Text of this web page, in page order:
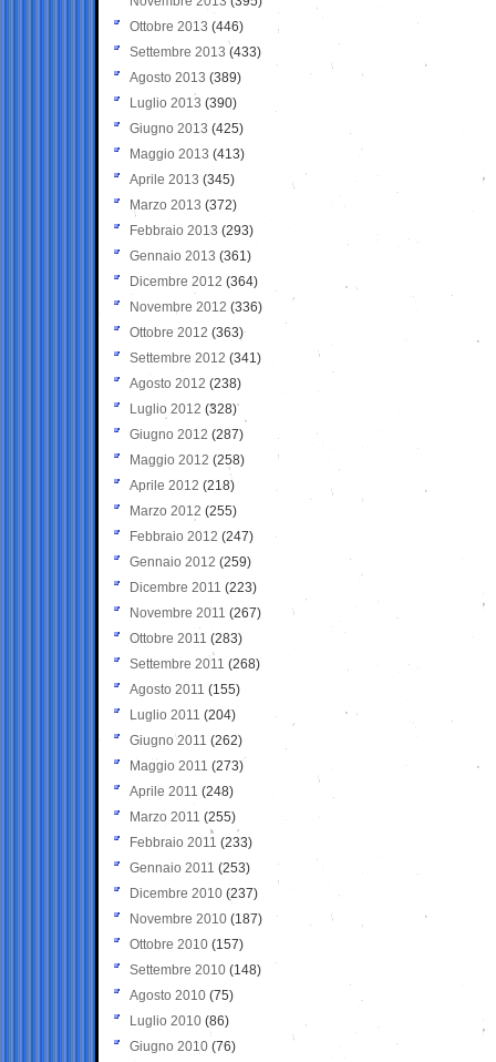
Ottobre 2013 (446)
Settembre 2013 (433)
Agosto 2013 (389)
Luglio 2013 (390)
Giugno 2013 (425)
Maggio 2013 (413)
Aprile 2013 (345)
Marzo 2013 (372)
Febbraio 2013 (293)
Gennaio 2013 (361)
Dicembre 2012 (364)
Novembre 2012 (336)
Ottobre 2012 (363)
Settembre 2012 (341)
Agosto 2012 (238)
Luglio 2012 (328)
Giugno 2012 (287)
Maggio 2012 (258)
Aprile 2012 (218)
Marzo 2012 (255)
Febbraio 2012 (247)
Gennaio 2012 (259)
Dicembre 2011 (223)
Novembre 2011 (267)
Ottobre 2011 (283)
Settembre 2011 (268)
Agosto 2011 (155)
Luglio 2011 (204)
Giugno 2011 (262)
Maggio 2011 (273)
Aprile 2011 (248)
Marzo 2011 (255)
Febbraio 2011 (233)
Gennaio 2011 (253)
Dicembre 2010 (237)
Novembre 2010 (187)
Ottobre 2010 (157)
Settembre 2010 (148)
Agosto 2010 (75)
Luglio 2010 (86)
Giugno 2010 (76)